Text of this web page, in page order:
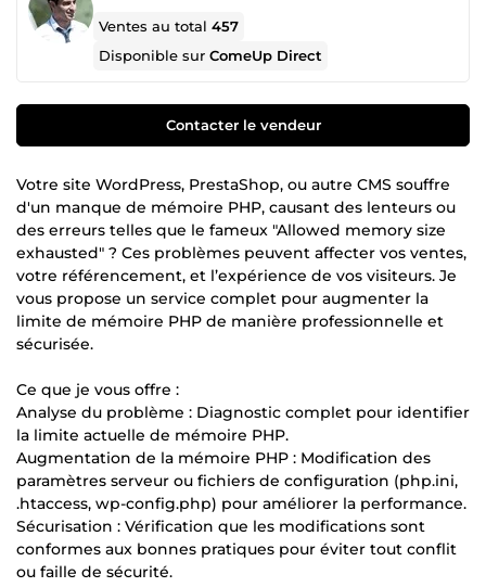
Ventes au total457
Disponible surComeUp Direct
Contacter le vendeur
Votre site WordPress, PrestaShop, ou autre CMS souffre
d'un manque de mémoire PHP, causant des lenteurs ou
des erreurs telles que le fameux "Allowed memory size
exhausted" ? Ces problèmes peuvent affecter vos ventes,
votre référencement, et l’expérience de vos visiteurs. Je
vous propose un service complet pour augmenter la
limite de mémoire PHP de manière professionnelle et
sécurisée.
Ce que je vous offre :
Analyse du problème : Diagnostic complet pour identifier
la limite actuelle de mémoire PHP.
Augmentation de la mémoire PHP : Modification des
paramètres serveur ou fichiers de configuration (php.ini,
.htaccess, wp-config.php) pour améliorer la performance.
Sécurisation : Vérification que les modifications sont
conformes aux bonnes pratiques pour éviter tout conflit
ou faille de sécurité.